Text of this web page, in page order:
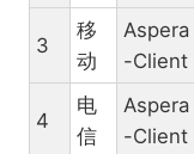
3
移
动
Aspera
-Client
4
电
信
Aspera
-Client